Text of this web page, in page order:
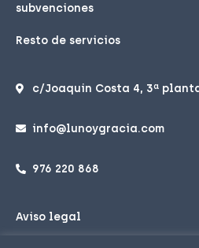
subvenciones
Resto de servicios
c/Joaquin Costa 4, 3ª
info@lunoygracia.com
976 220 868
Aviso legal